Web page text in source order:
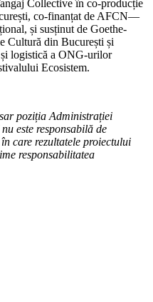
Collective în co-producție
co-finanțat de AFCN—
și susținut de Goethe-
Cultură din București și
logistică a ONG-urilor
Ecosistem.
poziția Administrației
este responsabilă de
care rezultatele proiectului
responsabilitatea